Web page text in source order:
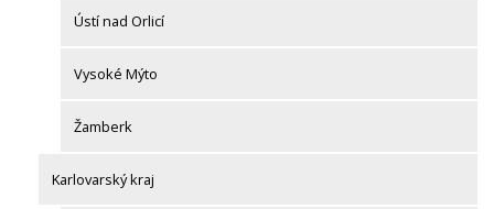
Ústí nad Orlicí
Vysoké Mýto
Žamberk
Karlovarský kraj